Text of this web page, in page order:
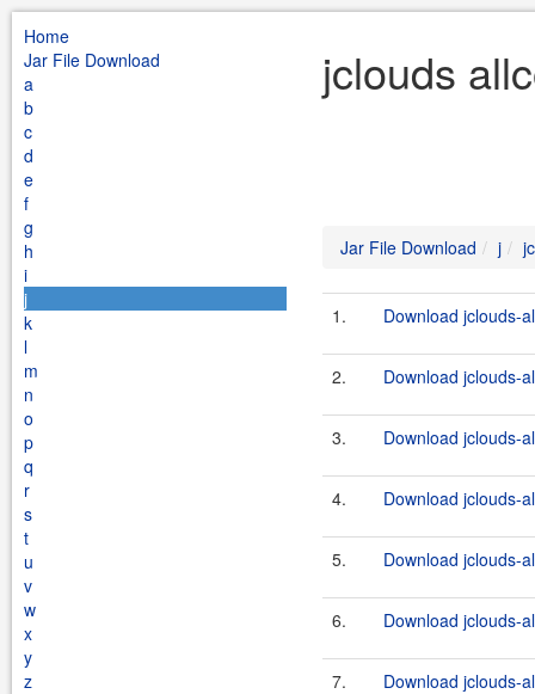
Home
Jar File Download
a
b
c
d
e
f
g
h
i
j
k
l
m
n
o
p
q
r
s
t
u
v
w
x
y
z
jclouds
Jar File Download j
1. Download jclouds-
2. Download jclouds-
3. Download jclouds-
4. Download jclouds-
5. Download jclouds-
6. Download jclouds-
7. Download jclouds-